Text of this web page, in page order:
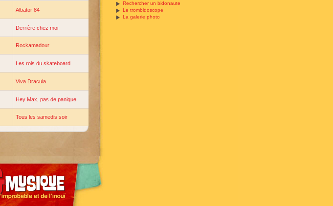
Rechercher un bidonaute
Le trombidoscope
La galerie photo
Albator 84
Derrière chez moi
Rockamadour
Les rois du skateboard
Viva Dracula
Hey Max, pas de panique
Tous les samedis soir